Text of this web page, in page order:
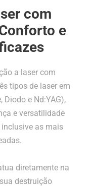
com
e
a laser com
tipos de laser em
e Nd:YAG),
e versatilidade
as mais
diretamente na
destruição